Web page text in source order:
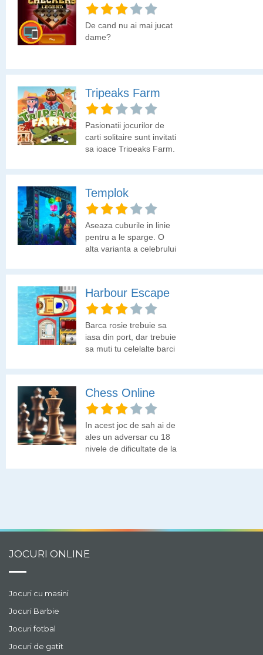
De cand nu ai mai jucat
dame?
Tripeaks Farm
Pasionatii jocurilor de
carti solitaire sunt invitati
sa joace Tripeaks Farm.
Templok
Aseaza cuburile in linie
pentru a le sparge. O
alta varianta a celebrului
Harbour Escape
Barca rosie trebuie sa
iasa din port, dar trebuie
sa muti tu celelalte barci
Chess Online
In acest joc de sah ai de
ales un adversar cu 18
nivele de dificultate de la
posibile la alegerea unei
daca a existat o
JOCURI ONLINE
Jocuri cu masini
Jocuri Barbie
Jocuri fotbal
Jocuri de gatit